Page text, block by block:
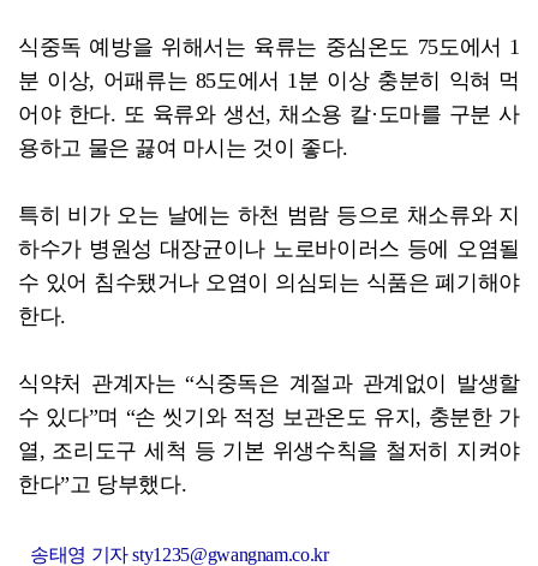
식중독 예방을 위해서는 육류는 중심온도 75도에서 1
분 이상, 어패류는 85도에서 1분 이상 충분히 익혀 먹
어야 한다. 또 육류와 생선, 채소용 칼·도마를 구분 사
용하고 물은 끓여 마시는 것이 좋다.
특히 비가 오는 날에는 하천 범람 등으로 채소류와 지
하수가 병원성 대장균이나 노로바이러스 등에 오염될
수 있어 침수됐거나 오염이 의심되는 식품은 폐기해야
한다.
식약처 관계자는 “식중독은 계절과 관계없이 발생할
수 있다”며 “손 씻기와 적정 보관온도 유지, 충분한 가
열, 조리도구 세척 등 기본 위생수칙을 철저히 지켜야
한다”고 당부했다.
송태영 기자 sty1235@gwangnam.co.kr